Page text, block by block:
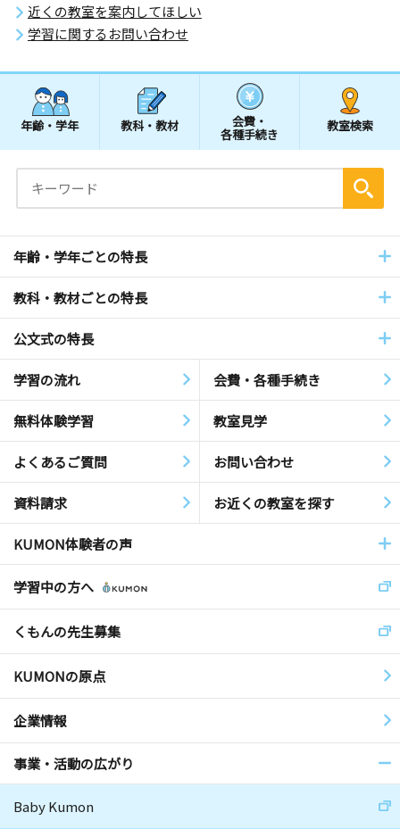
近くの教室を案内してほしい
学習に関するお問い合わせ
年齢・学年 教科・教材 会費・
各種手続き
教室検索
年齢・学年ごとの特長
教科・教材ごとの特長
公文式の特長
学習の流れ 会費・各種手続き
無料体験学習 教室見学
よくあるご質問 お問い合わせ
資料請求 お近くの教室を探す
KUMON体験者の声
学習中の方へ
くもんの先生募集
KUMONの原点
企業情報
事業・活動の広がり
Baby Kumon